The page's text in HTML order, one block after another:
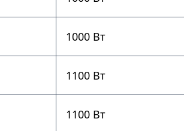
1000 Вт
1100 Вт
1100 Вт